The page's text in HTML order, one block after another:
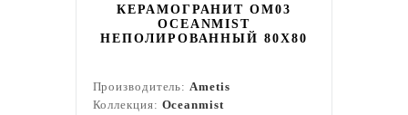
КЕРАМОГРАНИТ OM03
OCEANMIST
НЕПОЛИРОВАННЫЙ 80X80
Производитель:Ametis
Коллекция: Oceanmist